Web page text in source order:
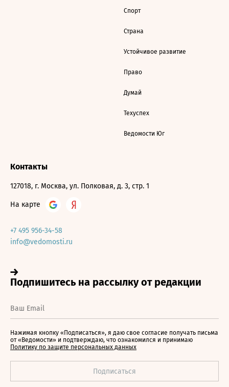
Спорт
Страна
Устойчивое развитие
Право
Думай
Техуспех
Ведомости Юг
Контакты
127018, г. Москва, ул. Полковая, д. 3, стр. 1
На карте
+7 495 956-34-58
info@vedomosti.ru
Нажимая кнопку «Подписаться», я даю свое согласие получать письма
от «Ведомости» и подтверждаю, что ознакомился и принимаю
Политику по защите персональных данных